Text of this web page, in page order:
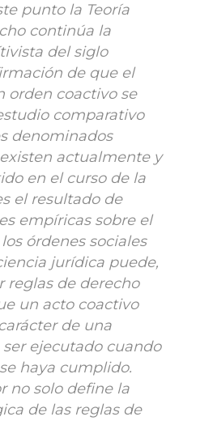
punto la Teoría
continúa la
del siglo
de que el
orden coactivo se
comparativo
denominados
actualmente y
en el curso de la
el resultado de
empíricas sobre el
órdenes sociales
jurídica puede,
reglas de derecho
un acto coactivo
de una
ejecutado cuando
haya cumplido.
no solo define la
de las reglas de